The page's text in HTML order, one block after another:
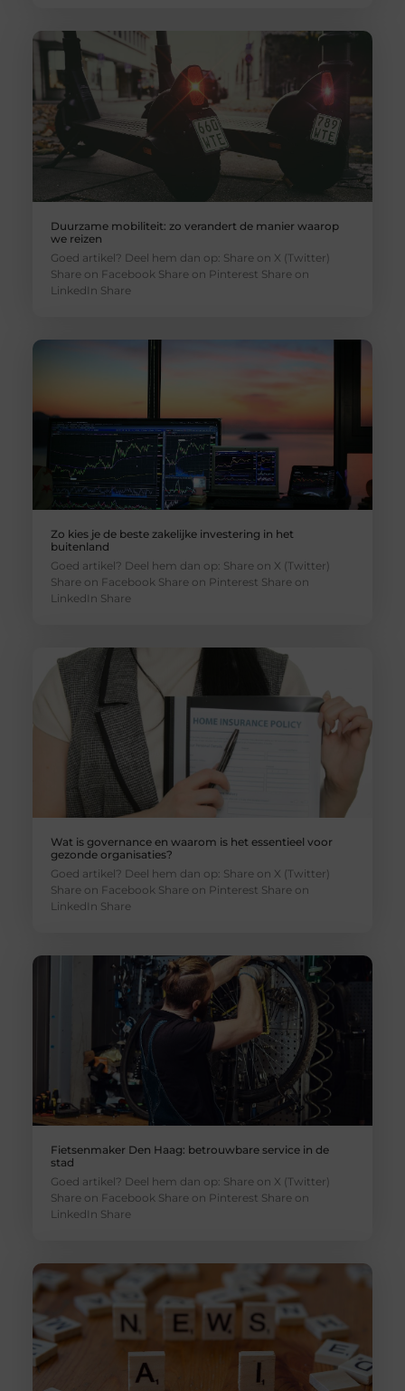
Duurzame mobiliteit: zo verandert de manier waarop
we reizen
Goed artikel? Deel hem dan op: Share on X (Twitter)
Share on Facebook Share on Pinterest Share on
LinkedIn Share
Zo kies je de beste zakelijke investering in het
buitenland
Goed artikel? Deel hem dan op: Share on X (Twitter)
Share on Facebook Share on Pinterest Share on
LinkedIn Share
Wat is governance en waarom is het essentieel voor
gezonde organisaties?
Goed artikel? Deel hem dan op: Share on X (Twitter)
Share on Facebook Share on Pinterest Share on
LinkedIn Share
Fietsenmaker Den Haag: betrouwbare service in de
stad
Goed artikel? Deel hem dan op: Share on X (Twitter)
Share on Facebook Share on Pinterest Share on
LinkedIn Share